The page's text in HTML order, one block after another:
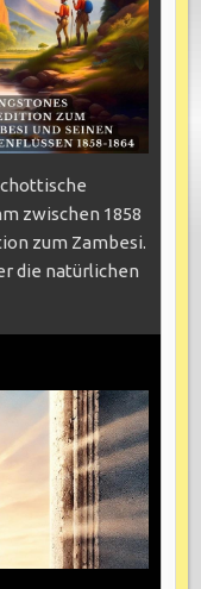
zwischen 1858
zum Zambesi.
die natürlichen